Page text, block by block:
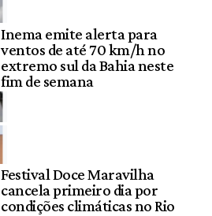
Inema emite alerta para
ventos de até 70 km/h no
extremo sul da Bahia neste
fim de semana
Festival Doce Maravilha
cancela primeiro dia por
condições climáticas no Rio